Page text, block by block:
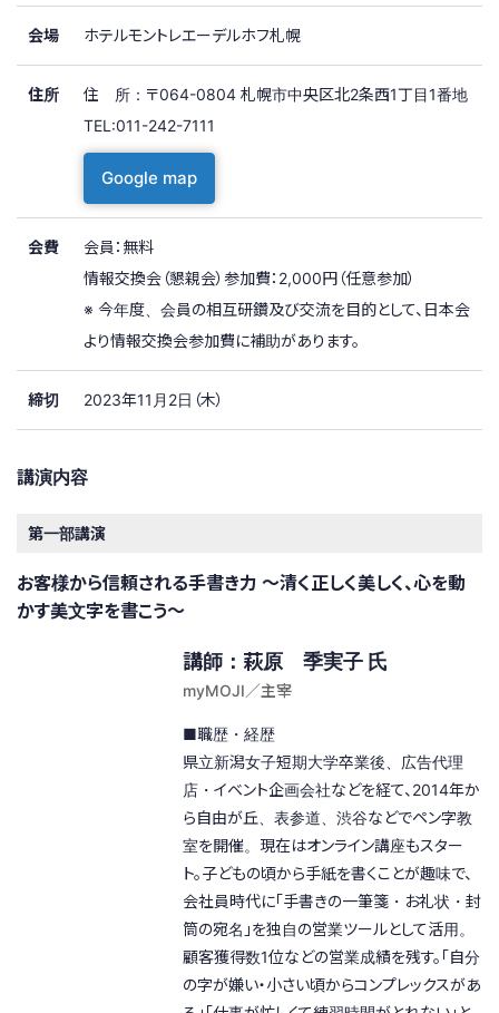
会場 ホテルモントレエーデルホフ札幌
住所
住 所：〒064-0804 札幌市中央区北2条西1丁目1番地
TEL:011-242-7111
Google map
会費
会員：無料
情報交換会（懇親会）参加費：2,000円（任意参加）
※ 今年度、会員の相互研鑽及び交流を目的として、日本会
より情報交換会参加費に補助があります。
締切 2023年11月2日（木）
講演内容
第一部講演
お客様から信頼される手書き力 〜清く正しく美しく、心を動
かす美文字を書こう〜
講師：萩原 季実子 氏
myMOJI／主宰
■職歴・経歴
県立新潟女子短期大学卒業後、広告代理
店・イベント企画会社などを経て、2014年か
ら自由が丘、表参道、渋谷などでペン字教
室を開催。現在はオンライン講座もスター
ト。子どもの頃から手紙を書くことが趣味で、
会社員時代に「手書きの一筆箋・お礼状・封
筒の宛名」を独自の営業ツールとして活用。
顧客獲得数1位などの営業成績を残す。「自分
の字が嫌い・小さい頃からコンプレックスがあ